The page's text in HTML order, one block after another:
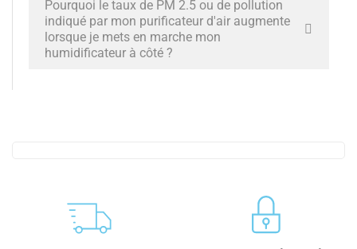
Pourquoi le taux de PM 2.5 ou de pollution
indiqué par mon purificateur d'air augmente
lorsque je mets en marche mon
humidificateur à côté ?